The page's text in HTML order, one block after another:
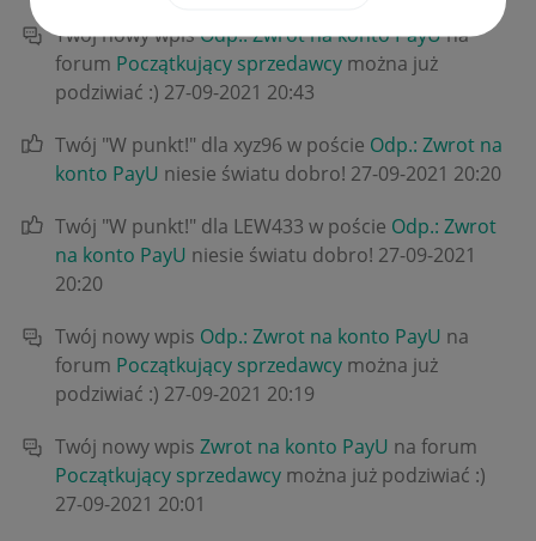
Twój nowy wpisOdp.: Zwrot na konto PayUna
forum Początkujący sprzedawcy można już
podziwiać :) ‎27-09-2021 20:43
Twój "W punkt!" dla xyz96 w poście Odp.: Zwrot na
konto PayU niesie światu dobro! ‎27-09-2021 20:20
Twój "W punkt!" dla LEW433 w poście Odp.: Zwrot
na konto PayU niesie światu dobro! ‎27-09-2021
20:20
Twój nowy wpis Odp.: Zwrot na konto PayU na
forum Początkujący sprzedawcy można już
podziwiać :) ‎27-09-2021 20:19
Twój nowy wpis Zwrot na konto PayU na forum
Początkujący sprzedawcy można już podziwiać :)
‎27-09-2021 20:01